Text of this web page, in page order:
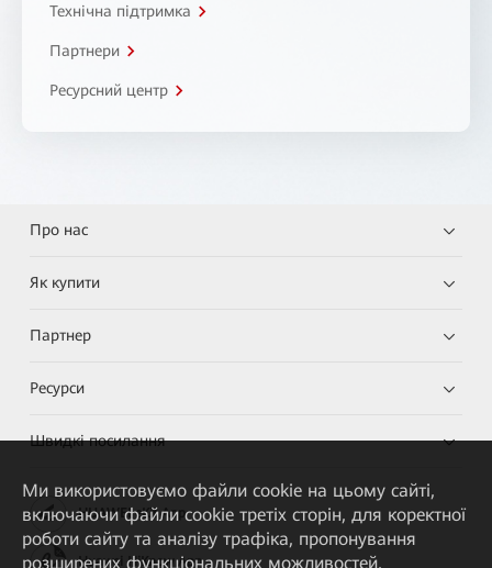
Технічна підтримка
Партнери
Ресурсний центр
Про нас
Як купити
Партнер
Ресурси
Швидкі посилання
HUAWEI eKit App
Huawei HiKnow App
Ми використовуємо файли cookie на цьому сайті,
включаючи файли cookie третіх сторін, для коректної
роботи сайту та аналізу трафіка, пропонування
розширених функціональних можливостей,